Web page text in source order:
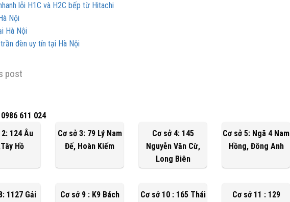
lỗi H1C và H2C bếp từ Hitachi
Nội
Hà Nội
đèn uy tín tại Hà Nội
post
611 024
124 Âu
Hồ
Cơ sở 3: 79 Lý Nam
Đế, Hoàn Kiếm
Cơ sở 4: 145
Nguyễn Văn Cừ,
Long Biên
Cơ sở 5: Ngã 4 Nam
Hồng, Đông Anh
1127 Gải Cơ sở 9 : K9 Bách Cơ sở 10 : 165 Thái Cơ sở 11 : 129